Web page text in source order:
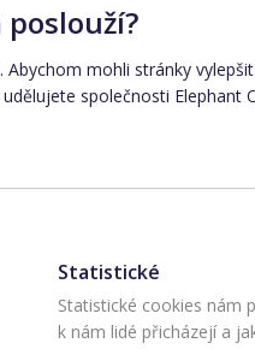
vozidel
poj. na míru
pojišťovenmohli stránky
společnosti Elephant
Statistické
Statistické cookies nám
k nám lidé přicházejí a